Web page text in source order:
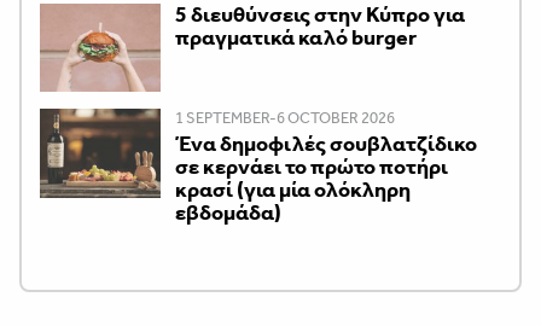
5 διευθύνσεις στην Κύπρο για
πραγματικά καλό burger
1 SEPTEMBER-6 OCTOBER 2026
Ένα δημοφιλές σουβλατζίδικο
σε κερνάει το πρώτο ποτήρι
κρασί (για μία ολόκληρη
εβδομάδα)